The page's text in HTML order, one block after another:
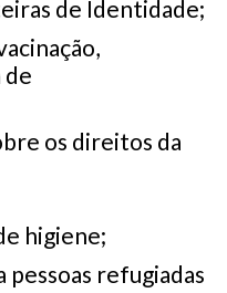
de Identidade;
de
os direitos da
higiene;
pessoas refugiadas